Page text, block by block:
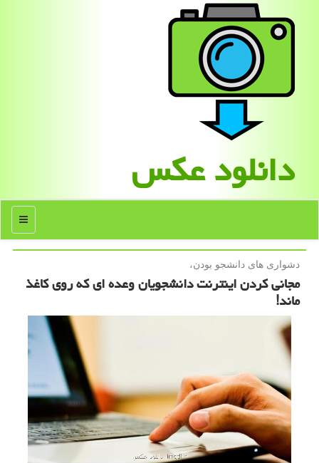
دانلود عكس
منو
دشواری های دانشجو بودن،
مجانی كردن اینترنت دانشجویان وعده ای كه روی كاغذ
ماند!